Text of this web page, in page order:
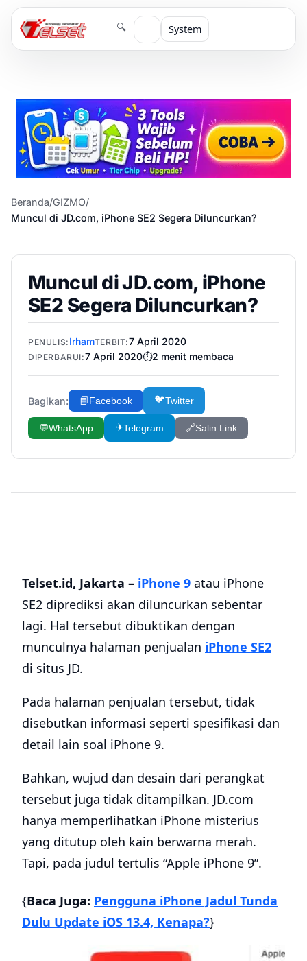
🔍 System
Beranda/GIZMO/
Muncul di JD.com, iPhone SE2 Segera Diluncurkan?
Muncul di JD.com, iPhone
SE2 Segera Diluncurkan?
PENULIS: IrhamTERBIT:7 April 2020
DIPERBARUI:7 April 2020⏱️2 menit membaca
Bagikan: 📘Facebook 🐦Twitter
💬WhatsApp ✈️Telegram 🔗Salin Link
Telset.id, Jakarta – iPhone 9 atau iPhone
SE2 diprediksi akan diluncurkan sebentar
lagi. Hal tersebut dibuktikan dengan
munculnya halaman penjualan iPhone SE2
di situs JD.
Pada halaman penjualan tersebut, tidak
disebutkan informasi seperti spesifikasi dan
detail lain soal iPhone 9.
Bahkan, wujud dan desain dari perangkat
tersebut juga tidak ditampilkan. JD.com
hanya memperlihatkan iPhone misterius
yang ditutup oleh kain berwarna merah.
Tapi, pada judul tertulis “Apple iPhone 9”.
{Baca Juga: Pengguna iPhone Jadul Tunda
Dulu Update iOS 13.4, Kenapa?}